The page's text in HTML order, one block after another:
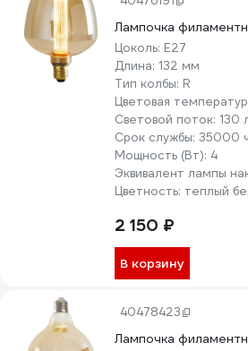
Лампочка
Цоколь: E27
Длина: 132 мм
Тип колбы: R
Цветовая
Световой поток: 130
Срок службы: 35000 ч
Мощность (Вт): 4
Эквивалент лампы
Цветность: теплый
2 150 ₽
В корзину
40478423
Лампочка